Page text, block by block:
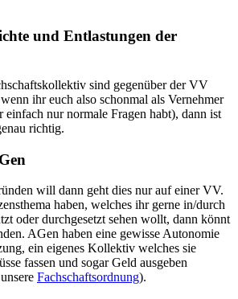
und Entlastungen der
sind gegenüber der VV
ihr euch also schonmal als Vernehmer
einfach nur normale Fragen habt), dann ist
richtig.
will dann geht dies nur auf einer VV.
haben, welches ihr gerne in/durch
oder durchgesetzt sehen wollt, dann könnt
AGen haben eine gewisse Autonomie
ein eigenes Kollektiv welches sie
fassen und sogar Geld ausgeben
Fachschaftsordnung).